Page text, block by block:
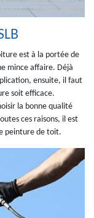
est à la portée de
mince affaire. Déjà
ensuite, il faut
soit efficace.
la bonne qualité
ces raisons, il est
peinture de toit.